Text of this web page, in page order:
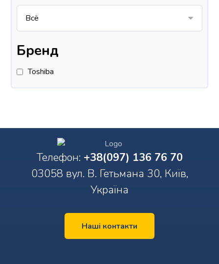
Бренд
Toshiba
Телефон: +38(097) 136 76 70
03058 вул. В. Гетьмана 30, Київ,
Україна
Наші контакти